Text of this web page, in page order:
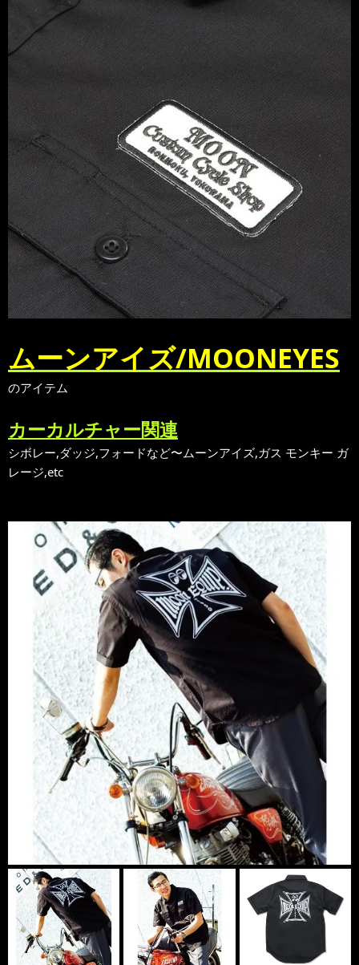
ムーンアイズ/MOONEYES
のアイテム
カーカルチャー関連
シボレー,ダッジ,フォードなど〜ムーンアイズ,ガス モンキー ガ
レージ,etc